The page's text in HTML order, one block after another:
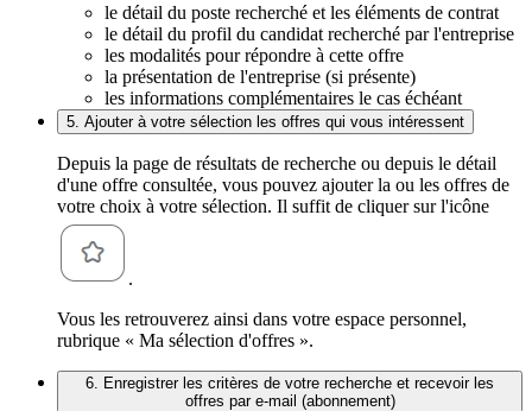
le détail du poste recherché et les éléments de contrat
le détail du profil du candidat recherché par l'entreprise
les modalités pour répondre à cette offre
la présentation de l'entreprise (si présente)
les informations complémentaires le cas échéant
5. Ajouter à votre sélection les offres qui vous intéressent
Depuis la page de résultats de recherche ou depuis le détail
d'une offre consultée, vous pouvez ajouter la ou les offres de
votre choix à votre sélection. Il suffit de cliquer sur l'icône
.
Vous les retrouverez ainsi dans votre espace personnel,
rubrique « Ma sélection d'offres ».
6. Enregistrer les critères de votre recherche et recevoir les
offres par e-mail (abonnement)